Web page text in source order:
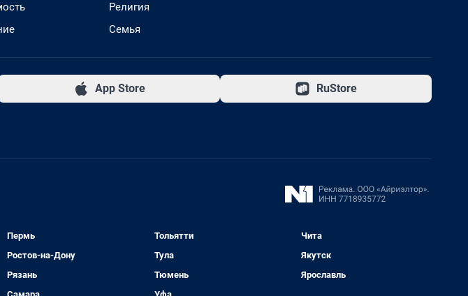
Религия
Семья
App Store RuStore
Пермь
Ростов-на-Дону
Рязань
Тольятти
Тула
Тюмень
Чита
Якутск
Ярославль